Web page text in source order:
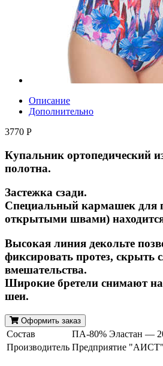
Описание
Дополнительно
3770 Р
Купальник ортопедический
полотна.
Застежка сзади.
Специальный кармашек для
открытыми швами) находится
Высокая линия декольте
фиксировать протез, скрыть
вмешательства.
Широкие бретели снимают
шеи.
Оформить заказ
Состав
ПА-80% Эластан —
Производитель Предприятие "АИСТ"